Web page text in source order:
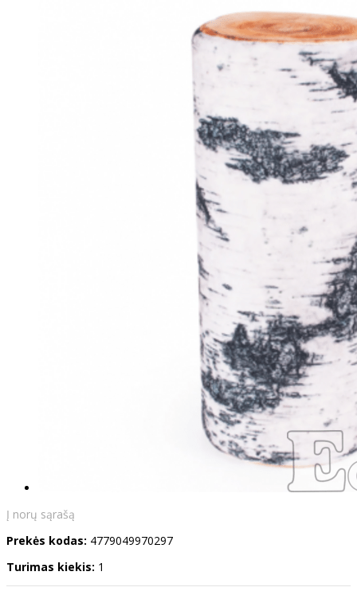
Į norų sąrašą
Prekės kodas: 4779049970297
Turimas kiekis: 1